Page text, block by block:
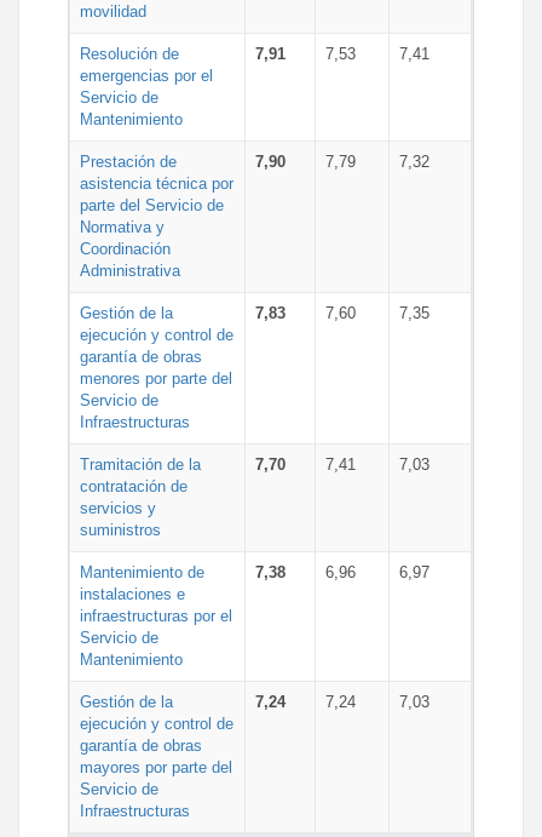
movilidad
Resolución de
emergencias por el
Servicio de
Mantenimiento
7,91 7,53 7,41
Prestación de
asistencia técnica por
parte del Servicio de
Normativa y
Coordinación
Administrativa
7,90 7,79 7,32
Gestión de la
ejecución y control de
garantía de obras
menores por parte del
Servicio de
Infraestructuras
7,83 7,60 7,35
Tramitación de la
contratación de
servicios y
suministros
7,70 7,41 7,03
Mantenimiento de
instalaciones e
infraestructuras por el
Servicio de
Mantenimiento
7,38 6,96 6,97
Gestión de la
ejecución y control de
garantía de obras
mayores por parte del
Servicio de
Infraestructuras
7,24 7,24 7,03